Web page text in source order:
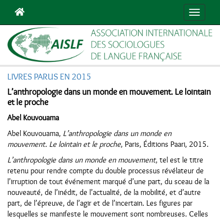
LIVRES PARUS EN 2015
L’anthropologie dans un monde en mouvement. Le lointain
et le proche
Abel Kouvouama
Abel Kouvouama, L’anthropologie dans un monde en
mouvement. Le lointain et le proche, Paris, Éditions Paari, 2015.
L’anthropologie dans un monde en mouvement, tel est le titre
retenu pour rendre compte du double processus révélateur de
l’irruption de tout événement marqué d’une part, du sceau de la
nouveauté, de l’inédit, de l’actualité, de la mobilité, et d’autre
part, de l’épreuve, de l’agir et de l’incertain. Les figures par
lesquelles se manifeste le mouvement sont nombreuses. Celles